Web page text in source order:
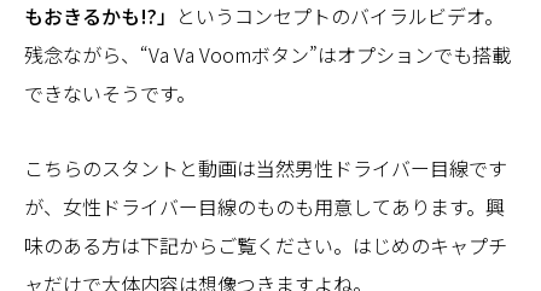
もおきるかも!?」 というコンセプトのバイラルビデオ。
残念ながら、“Va Va Voomボタン”はオプションでも搭載
できないそうです。
こちらのスタントと動画は当然男性ドライバー目線です
が、女性ドライバー目線のものも用意してあります。興
味のある方は下記からご覧ください。はじめのキャプチ
ャだけで大体内容は想像つきますよね。